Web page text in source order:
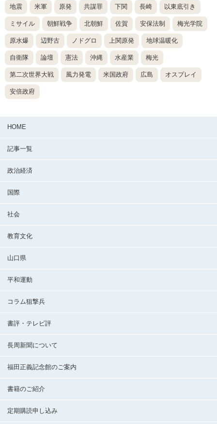
地震 米軍 原発 共謀罪 下関 長崎 以東底引き
ミサイル 朝鮮戦争 北朝鮮 佐賀 安保法制 梅光学院
原水爆 辺野古 ノドグロ 上関原発 地球温暖化
自衛隊 論壇 憲法 沖縄 水産業 梅光
第二次世界大戦 風力発電 米国政府 広島 オスプレイ
安倍政府
HOME
記事一覧
政治経済
国際
社会
教育文化
山口県
平和運動
コラム狙撃兵
書評・テレビ評
長周新聞について
福田正義記念館のご案内
書籍のご紹介
定期購読申し込み